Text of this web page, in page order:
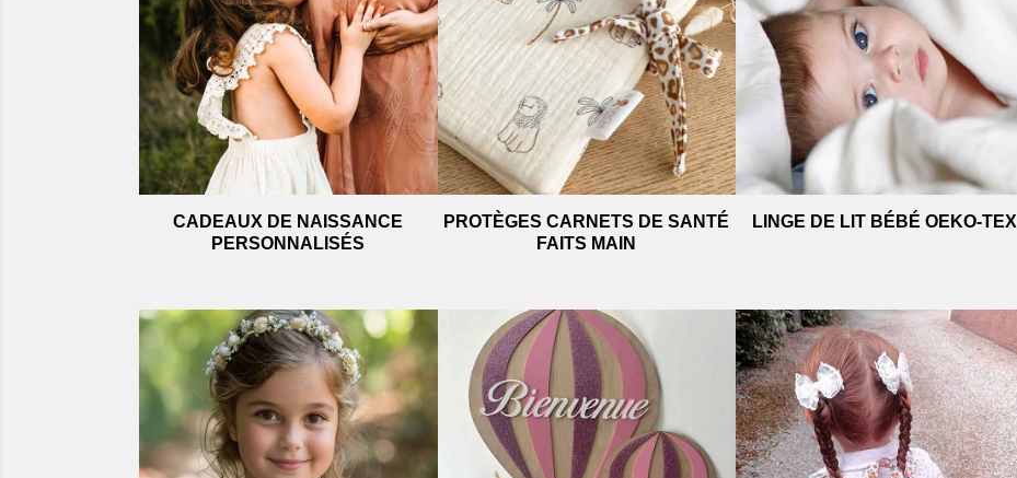
CADEAUX DE NAISSANCE
PERSONNALISÉS
PROTÈGES CARNETS DE SANTÉ
FAITS MAIN
LINGE DE LIT BÉBÉ OEKO-TEX